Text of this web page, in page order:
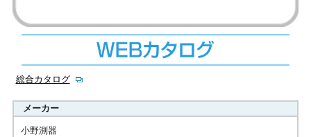
総合カタログ
メーカー
小野測器